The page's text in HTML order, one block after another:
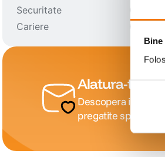
Bine
F64
Restituirea tva-ului
Cursuri
Evenimente
Client - F16 / F 32 / F64
VIP
Securitate
Despre securitate
Sistem Supraveghere
Video
Cookies
Cariere
Alatura-te
Descopera
pregatite special